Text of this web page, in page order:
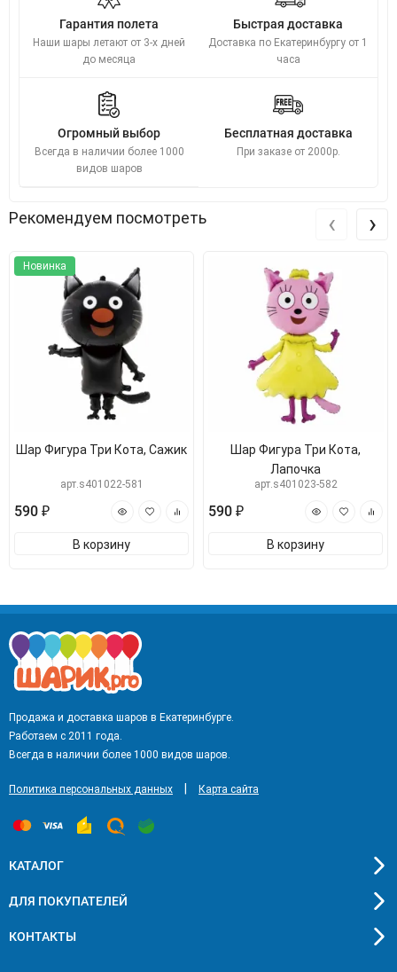
Гарантия полета
Наши шары летают от 3-х дней
до месяца
Быстрая доставка
Доставка по Екатеринбургу от 1
часа
Огромный выбор
Всегда в наличии более 1000
видов шаров
Бесплатная доставка
При заказе от 2000р.
Рекомендуем посмотреть
Новинка
Шар Фигура Три Кота, Сажик
арт.s401022-581
590 ₽
В корзину
Шар Фигура Три Кота,
Лапочка
арт.s401023-582
590 ₽
В корзину
‹ ›
Продажа и доставка шаров в Екатеринбурге.
Работаем с 2011 года.
Всегда в наличии более 1000 видов шаров.
Политика персональных данных Карта сайта
КАТАЛОГ
ДЛЯ ПОКУПАТЕЛЕЙ
КОНТАКТЫ